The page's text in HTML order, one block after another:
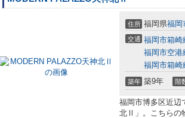
住所 福岡県福岡
交通 福岡市箱崎
福岡市空港
福岡市箱崎
築年 築9年 階
福岡市博多区近辺
北Ⅱ」。こちらの